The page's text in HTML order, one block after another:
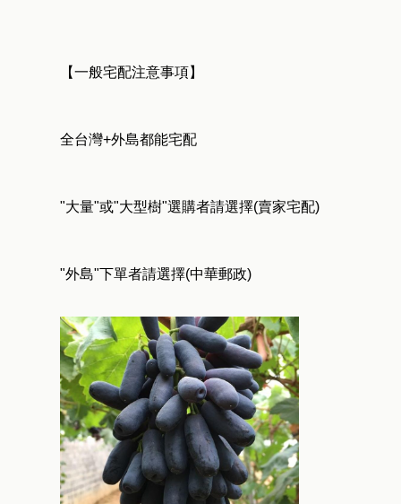
【一般宅配注意事項】
全台灣+外島都能宅配
"大量"或"大型樹"選購者請選擇(賣家宅配)
"外島"下單者請選擇(中華郵政)